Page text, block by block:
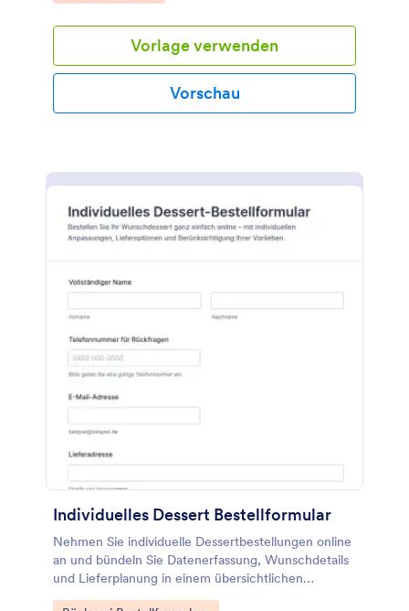
Vorlage verwenden
Vorschau
Individuelles Dessert Bestellformular
Nehmen Sie individuelle Dessertbestellungen online
an und bündeln Sie Datenerfassung, Wunschdetails
und Lieferplanung in einem übersichtlichen
Bestellformular für Konditoreien, Cafés und Catering